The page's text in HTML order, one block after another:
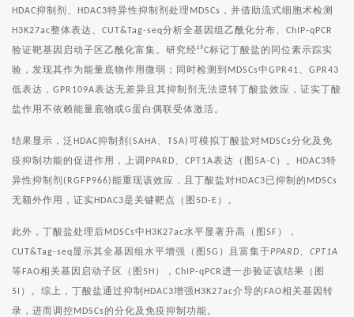
HDAC抑制剂、 HDAC3特异性抑制剂处理 MDSCs ，并借助流式细胞术检测
H3K27ac整体表达、 CUT&Tag-seq分析全基因组乙酰化分布、 ChIP-qPCR
验证靶基因启动子区乙酰化富集。研究经¹³C标记丁酸盐的同位素示踪实
验，发现其作为能量底物作用微弱；同时检测到 MDSCs中GPR41、 GPR43
低表达， GPR109A表达无差异且其抑制剂无法逆转丁酸盐效应，证实丁酸
盐作用不依赖能量底物或G蛋白偶联受体激活。
结果显示，泛 HDAC抑制剂 (SAHA、 TSA)可模拟丁酸盐对 MDSCs分化及免
疫抑制功能的促进作用，上调 PPARD、 CPT1A表达（图 5A-C ）。 HDAC3特
异性抑制剂 (RGFP966)能重现该效应，且丁酸盐对 HDAC3已抑制的 MDSCs
无额外作用，证实 HDAC3是关键靶点（图 5D-E ）。
此外，丁酸盐处理后 MDSCs中 H3K27ac水平显著升高（图 5F ），
CUT&Tag-seq显示其全基因组水平增强（图 5G ）且富集于PPARD、 CPT1A
等 FAO相关基因启动子区（图 5H ）， ChIP-qPCR进一步验证该结果（图
5I ）。综上，丁酸盐通过抑制 HDAC3增强 H3K27ac介导的 FAO相关基因转
录，进而调控 MDSCs的分化及免疫抑制功能。